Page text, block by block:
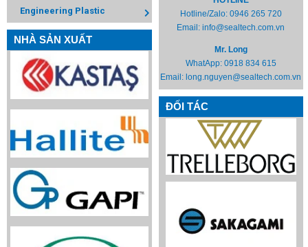
Engineering Plastic
NHÀ SẢN XUẤT
Hotline/Zalo: 0946 265 720
Email:info@sealtech.com.vn
Mr. Long
WhatApp: 0918 834 615
Email: long.nguyen@sealtech.com.vn
ĐỐI TÁC